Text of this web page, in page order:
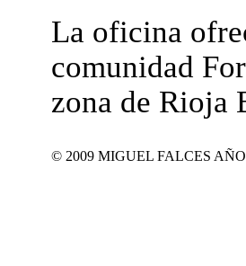
La oficina
comunidad
zona de Rioja
© 2009 MIGUEL FALCES